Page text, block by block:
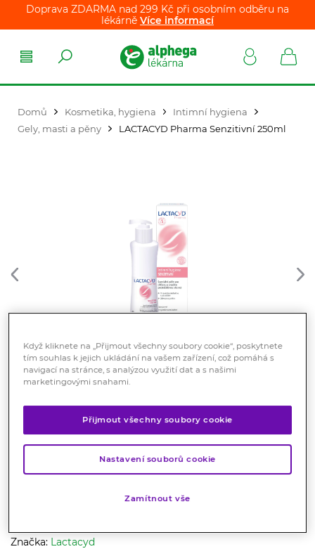
Doprava ZDARMA nad 299 Kč při osobním odběru na
lékárně Více informací
Domů Kosmetika, hygiena
Intimní hygiena
Gely, masti a pěny
LACTACYD Pharma Senzitivní 250ml
LACTACYD Pharma Senzitivní
250ml
každodenní intimní hygienu obohacená o přírodní
Značka: Lactacyd
Když kliknete na „Přijmout všechny soubory cookie“, poskytnete
tím souhlas k jejich ukládání na vašem zařízení, což pomáhá s
navigací na stránce, s analýzou využití dat a s našimi
marketingovými snahami.
Přijmout všechny soubory cookie
Nastavení souborů cookie
Zamítnout vše